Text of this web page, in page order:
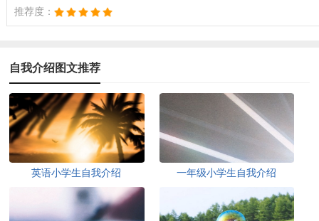
推荐度：
自我介绍图文推荐
英语小学生自我介绍 一年级小学生自我介绍